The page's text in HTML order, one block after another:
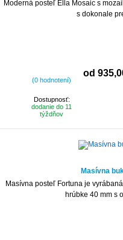
Moderná posteľ Ella Mosaic s
s dokonale
(0 hodnotení)
Dostupnosť:
dodanie do 11
týždňov
od
Masívna
Masívna posteľ Fortuna je
hrúbke 40 mm s